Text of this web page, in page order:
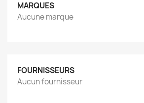
MARQUES
Aucune marque
FOURNISSEURS
Aucun fournisseur